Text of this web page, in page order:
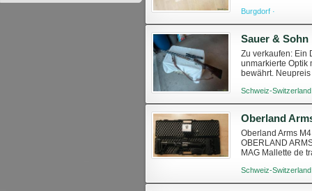
Burgdorf ·
Zu verkaufen: Ein
unmarkierte Optik
bewährt.
Schweiz-
Oberland
Oberland Arms
OBERLAND
MAG Mallette de
Schweiz-